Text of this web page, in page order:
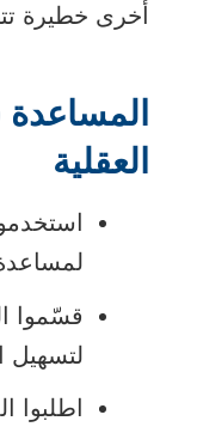
أخرى خطيرة
العقلية
قسّموا
لتسهيل
اطلبوا